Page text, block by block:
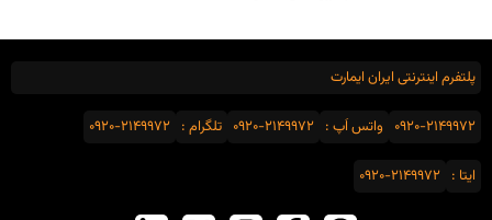
پلتفرم اینترنتی ایران ایمارت
0920-2149972 واتس اَپ : 0920-2149972 تلگرام : 0920-2149972
ایتا : 0920-2149972